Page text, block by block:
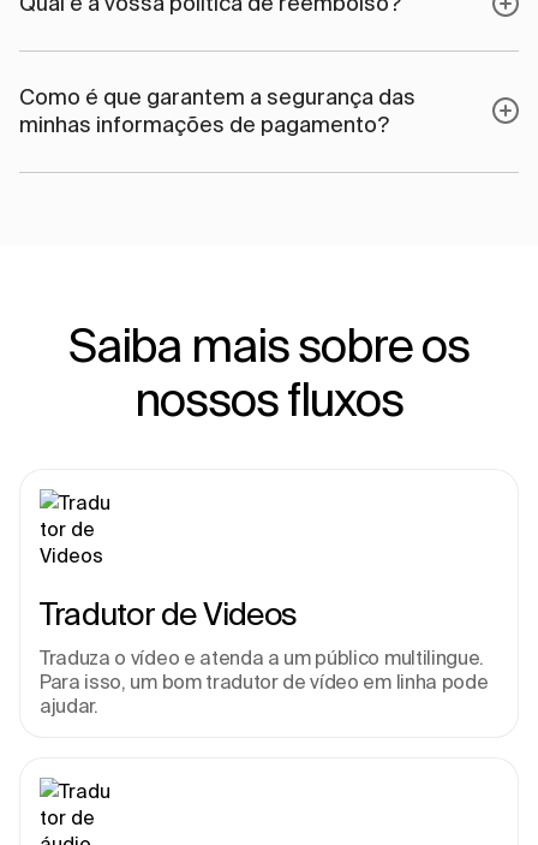
Como é que garantem a segurança das
minhas informações de pagamento?
Saiba mais sobre os
nossos fluxos
Tradutor de Videos
Traduza o vídeo e atenda a um público multilingue.
Para isso, um bom tradutor de vídeo em linha pode
ajudar.